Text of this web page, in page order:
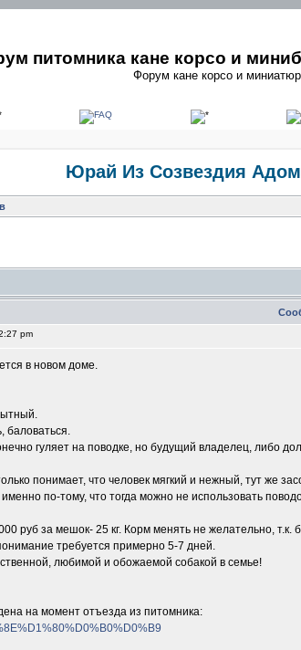
питомника кане корсо и
Форум кане корсо и
Юрай Из Созвездия
pm
в новом доме.
баловаться.
гуляет на поводке, но будущий владелец, либо
понимает, что человек мягкий и нежный, тут же
по-тому, что тогда можно не использовать
руб за мешок- 25 кг. Корм менять не желательно,
требуется примерно 5-7 дней.
любимой и обожаемой собакой в семье!
на момент отъезда из питомника: